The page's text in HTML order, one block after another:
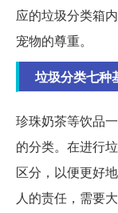
应的垃圾分类箱
宠物的尊重。
垃圾分类七种
珍珠奶茶等饮品
的分类。在进行
区分，以便更好
人的责任，需要